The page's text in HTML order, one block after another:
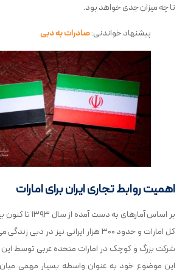
تا چه میزان جدی خواهد بود.
پیشنهاد خواندنی:صادرات به دبی
اهمیت روابط تجاری ایران برای امارات
کل امارات و حدود ۳۰۰ هزار ایرانی نیز در
شرکت بزرگ و کوچک در امارات متحده عربی توسط
این موضوع خود به عنوان واسطه‌ بسیار مهمی میان